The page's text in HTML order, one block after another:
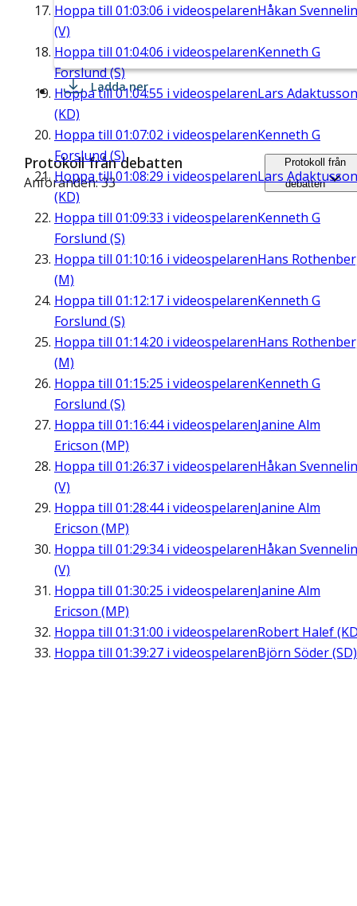
Hoppa till 01:03:06 i videospelarenHåkan
(V)
Hoppa till 01:04:06 i videospelarenKenneth G
Forslund (S)
Hoppa till01:04:55 i videospelarenLars Adaktusson
(KD)
Hoppa till 01:07:02 i videospelarenKenneth G
Forslund (S)
Hoppa till01:08:29 i videospelarenLars Adaktusson
(KD)
Hoppa till 01:09:33 i videospelarenKenneth G
Forslund (S)
Hoppa till 01:10:16 i videospelarenHans
(M)
Hoppa till 01:12:17 i videospelarenKenneth G
Forslund (S)
Hoppa till 01:14:20 i videospelarenHans
(M)
Hoppa till 01:15:25 i videospelarenKenneth G
Forslund (S)
Hoppa till 01:16:44i videospelarenJanine Alm
Ericson (MP)
Hoppa till 01:26:37 i videospelarenHåkan
(V)
Hoppa till 01:28:44i videospelarenJanine Alm
Ericson (MP)
Hoppa till 01:29:34i videospelarenHåkan
(V)
Hoppa till 01:30:25 i videospelarenJanine Alm
Ericson (MP)
Hoppa till 01:31:00 i videospelarenRobert Halef
Hoppa till 01:39:27 i videospelarenBjörn Söder (SD)
Ladda ner
Protokoll från debatten
Anföranden: 33
Protokoll från
debatten